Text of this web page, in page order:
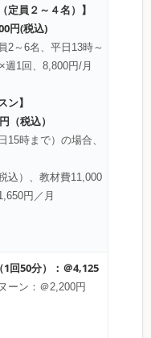
定員２～４名）】
円(税込)
2～6名、平日13時～
週1回、8,800円/月
ン】
（税込）
時まで）の場合、
込）、教材費11,000
円／月
回50分）：＠4,125
ーン：＠2,200円